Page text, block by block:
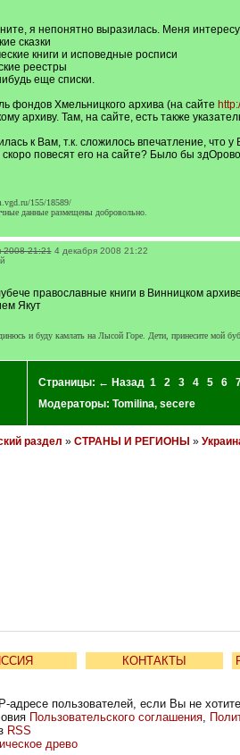
я непонятно выразилась. Меня
сказки
книги и исповедные росписи
реестры
еще списки.
фондов Хмельницкого архива (на сайте
архиву. Там, на сайте, есть также
к Вам, т.к. сложилось впечатление, что у
повесят его на сайте? Было бы
155/18589/
данные размещены добровольно.
2008 21:21 4 декабря 2008 21:22
православные книги в Винницком
Якут
и буду камлать на Лысой Горе. Дети, принесите мой
Страницы: ← Назад 1 2 3 4 5 6
Модераторы: Tomilina, secere
раздел » СТРАНЫ И РЕГИОНЫ »
КОНТАКТЫ
адресе пользователей, если Вы не
Пользовательского соглашения,
RSS
древо